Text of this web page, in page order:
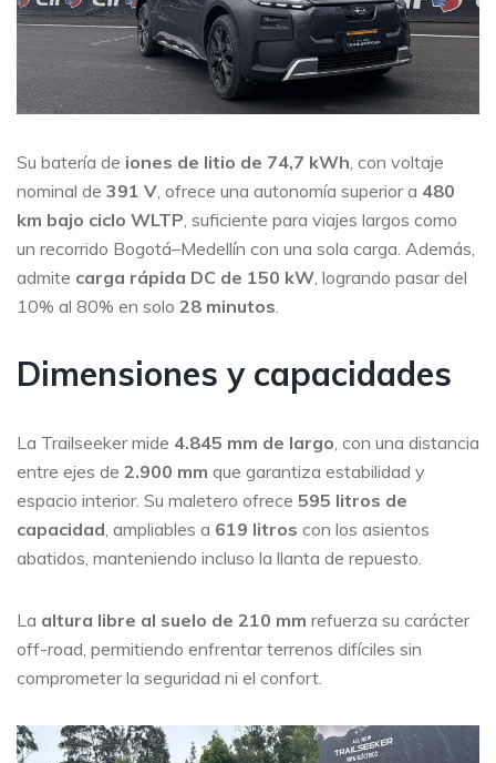
Su batería de iones de litio de 74,7 kWh, con voltaje
nominal de 391 V, ofrece una autonomía superior a 480
km bajo ciclo WLTP, suficiente para viajes largos como
un recorrido Bogotá–Medellín con una sola carga. Además,
admite carga rápida DC de 150 kW, logrando pasar del
10% al 80% en solo 28 minutos.
Dimensiones y capacidades
La Trailseeker mide 4.845 mm de largo, con una distancia
entre ejes de 2.900 mm que garantiza estabilidad y
espacio interior. Su maletero ofrece 595 litros de
capacidad, ampliables a 619 litros con los asientos
abatidos, manteniendo incluso la llanta de repuesto.
La altura libre al suelo de 210 mm refuerza su carácter
off-road, permitiendo enfrentar terrenos difíciles sin
comprometer la seguridad ni el confort.